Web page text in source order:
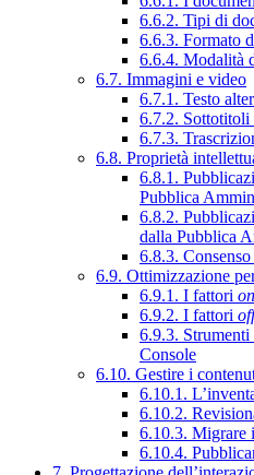
6.6.2. Tipi di
6.6.3. Formato
6.6.4. Modalità
6.7. Immagini e video
6.7.1. Testo
6.7.2. Sottotitoli
6.7.3.
6.8. Proprietà
6.8.1.
Pubblica
6.8.2.
dalla Pubblica
6.8.3.
6.9. Ottimizzazione
6.9.1. I fattori
6.9.2. I fattori
6.9.3. Strumenti
Console
6.10. Gestire i
6.10.1.
6.10.2.
6.10.3. Migrare
6.10.4.